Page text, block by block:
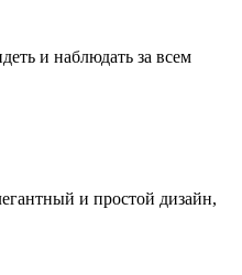
и наблюдать за всем
и простой дизайн,